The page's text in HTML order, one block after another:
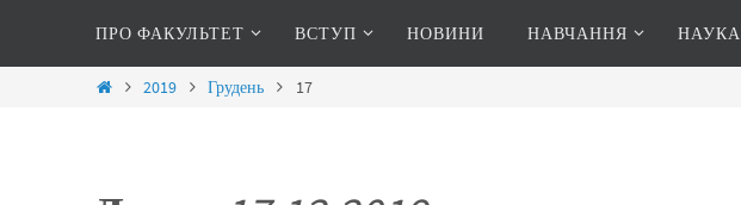
ПРО ФАКУЛЬТЕТ ВСТУП НОВИНИ НАВЧАННЯ НАУКА
2019 Грудень 17